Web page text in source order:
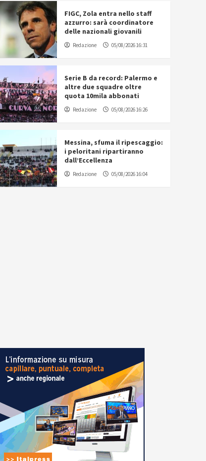
FIGC, Zola entra nello staff
azzurro: sarà coordinatore
delle nazionali giovanili
Redazione 05/08/2026 16:31
Serie B da record: Palermo e
altre due squadre oltre
quota 10mila abbonati
Redazione 05/08/2026 16:26
Messina, sfuma il ripescaggio:
i peloritani ripartiranno
dall’Eccellenza
Redazione 05/08/2026 16:04